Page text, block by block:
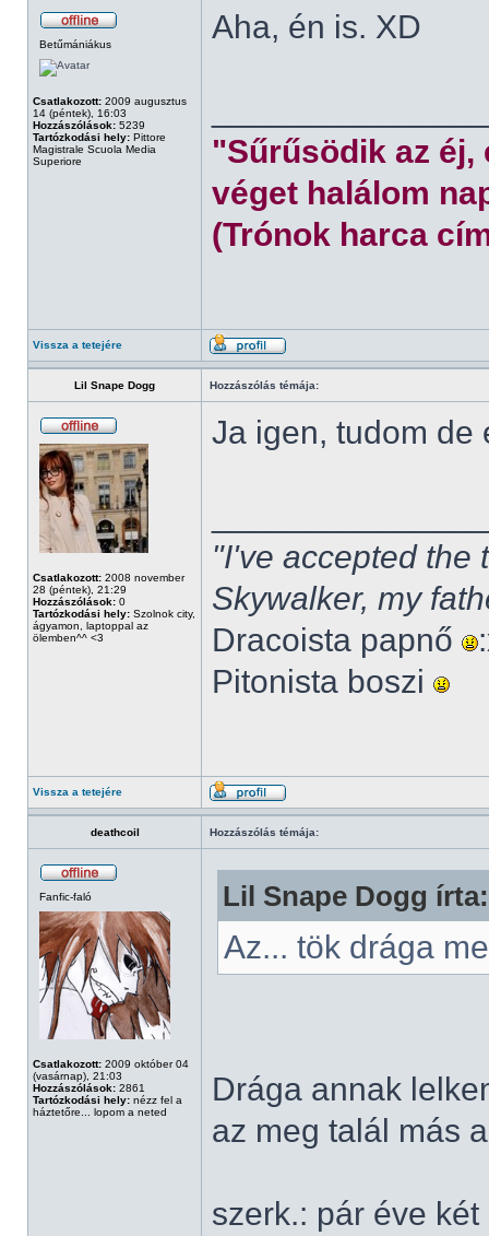
Betűmániákus
Csatlakozott: 2009 augusztus
14 (péntek), 16:03
Hozzászólások: 5239
Tartózkodási hely: Pittore
Magistrale Scuola Media
Superiore
Aha, én is. XD
"Sűrűsödik az éj,
véget halálom
(Trónok harca
Vissza a tetejére
Lil Snape Dogg Hozzászólás témája:
Csatlakozott: 2008 november
28 (péntek), 21:29
Hozzászólások: 0
Tartózkodási hely: Szolnok city,
ágyamon, laptoppal az
ölemben^^ <3
Ja igen, tudom de
"I've accepted the
Skywalker, my
Dracoista papnő
Pitonista boszi
Vissza a tetejére
deathcoil Hozzászólás témája:
Fanfic-faló
Csatlakozott: 2009 október 04
(vasárnap), 21:03
Hozzászólások: 2861
Tartózkodási hely: nézz fel a
háztetőre... lopom a neted
Lil Snape Dogg írta:
Az... tök drága
Drága annak
az meg talál más
szerk.: pár éve